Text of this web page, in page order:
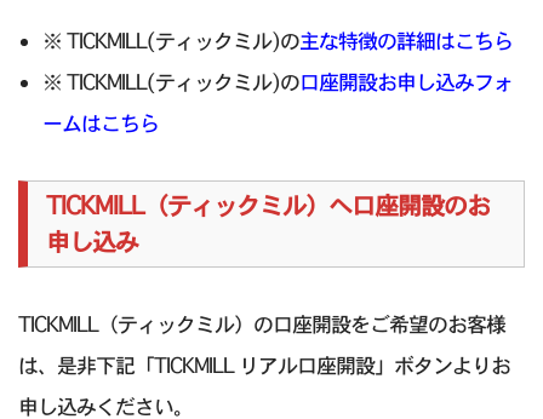
※ TICKMILL(ティックミル)の主な特徴の詳細はこちら
※ TICKMILL(ティックミル)の口座開設お申し込みフォ
ームはこちら
TICKMILL（ティックミル）へ口座開設のお
申し込み
TICKMILL（ティックミル）の口座開設をご希望のお客様
は、是非下記「TICKMILL リアル口座開設」ボタンよりお
申し込みください。